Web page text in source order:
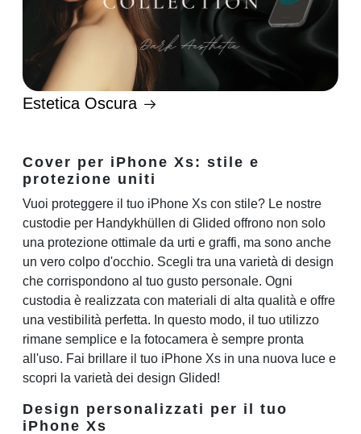
Estetica Oscura
Cover per iPhone Xs: stile e
protezione uniti
Vuoi proteggere il tuo iPhone Xs con stile? Le nostre
custodie per Handykhüllen di Glided offrono non solo
una protezione ottimale da urti e graffi, ma sono anche
un vero colpo d'occhio. Scegli tra una varietà di design
che corrispondono al tuo gusto personale. Ogni
custodia è realizzata con materiali di alta qualità e offre
una vestibilità perfetta. In questo modo, il tuo utilizzo
rimane semplice e la fotocamera è sempre pronta
all'uso. Fai brillare il tuo iPhone Xs in una nuova luce e
scopri la varietà dei design Glided!
Design personalizzati per il tuo
iPhone Xs